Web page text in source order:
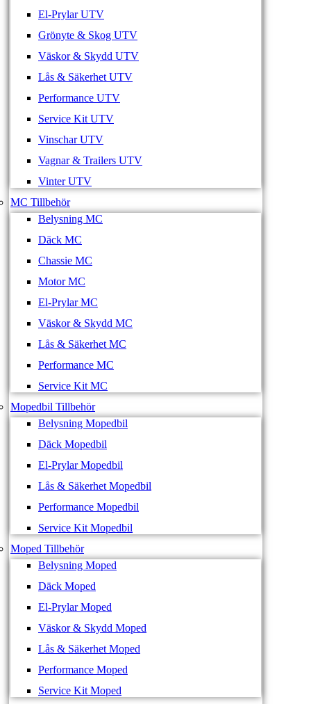
El-Prylar UTV
Grönyte & Skog UTV
Väskor & Skydd UTV
Lås & Säkerhet UTV
Performance UTV
Service Kit UTV
Vinschar UTV
Vagnar & Trailers UTV
Vinter UTV
MC Tillbehör
Belysning MC
Däck MC
Chassie MC
Motor MC
El-Prylar MC
Väskor & Skydd MC
Lås & Säkerhet MC
Performance MC
Service Kit MC
Mopedbil Tillbehör
Belysning Mopedbil
Däck Mopedbil
El-Prylar Mopedbil
Lås & Säkerhet Mopedbil
Performance Mopedbil
Service Kit Mopedbil
Moped Tillbehör
Belysning Moped
Däck Moped
El-Prylar Moped
Väskor & Skydd Moped
Lås & Säkerhet Moped
Performance Moped
Service Kit Moped